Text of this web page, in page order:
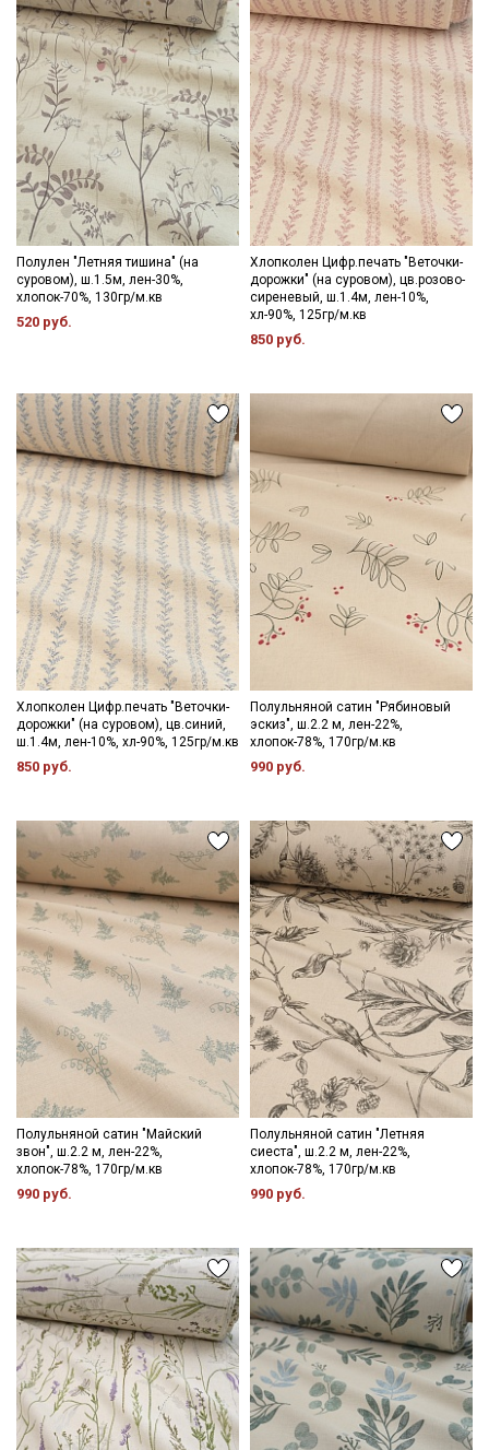
Полулен "Летняя тишина" (на
суровом), ш.1.5м, лен-30%,
хлопок-70%, 130гр/м.кв
520 руб.
Хлопколен Цифр.печать "Веточки-
дорожки" (на суровом), цв.розово-
сиреневый, ш.1.4м, лен-10%,
хл-90%, 125гр/м.кв
850 руб.
Хлопколен Цифр.печать "Веточки-
дорожки" (на суровом), цв.синий,
ш.1.4м, лен-10%, хл-90%, 125гр/м.кв
850 руб.
Полульняной сатин "Рябиновый
эскиз", ш.2.2 м, лен-22%,
хлопок-78%, 170гр/м.кв
990 руб.
Полульняной сатин "Майский
звон", ш.2.2 м, лен-22%,
хлопок-78%, 170гр/м.кв
990 руб.
Полульняной сатин "Летняя
сиеста", ш.2.2 м, лен-22%,
хлопок-78%, 170гр/м.кв
990 руб.
категории тканей
Электронная почта
Подписаться
Ознакомлен(а) сПолитикой обработки персональных
данныхи даюСогласие на обработку персональных
данных
Даю
Согласие на получение рекламных и
информационных рассылок